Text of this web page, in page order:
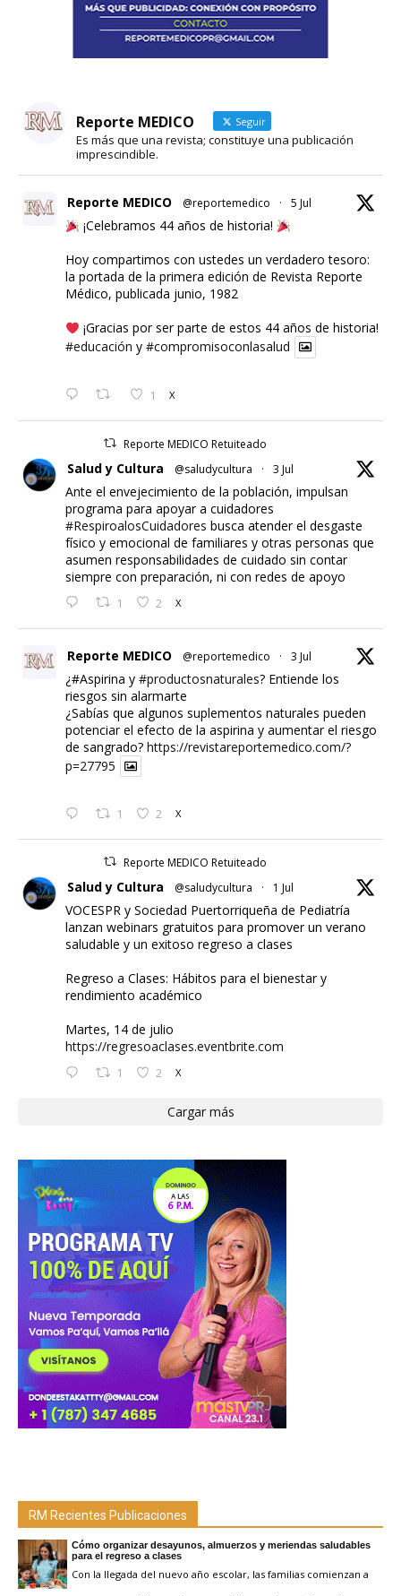
Reporte MEDICO Seguir
Es más que una revista; constituye una publicación
imprescindible.
Reporte MEDICO @reportemedico · 5 Jul
¡Celebramos 44 años de historia!
Hoy compartimos con ustedes un verdadero tesoro:
la portada de la primera edición de Revista Reporte
Médico, publicada junio, 1982
¡Gracias por ser parte de estos 44 años de historia!
#educación y #compromisoconlasalud
1 X
Reporte MEDICO Retuiteado
Salud y Cultura @saludycultura · 3 Jul
Ante el envejecimiento de la población, impulsan
programa para apoyar a cuidadores
#RespiroalosCuidadores busca atender el desgaste
físico y emocional de familiares y otras personas que
asumen responsabilidades de cuidado sin contar
siempre con preparación, ni con redes de apoyo
1 2 X
Reporte MEDICO @reportemedico · 3 Jul
¿#Aspirina y #productosnaturales? Entiende los
riesgos sin alarmarte
¿Sabías que algunos suplementos naturales pueden
potenciar el efecto de la aspirina y aumentar el riesgo
de sangrado? https://revistareportemedico.com/?
p=27795
1 2 X
Reporte MEDICO Retuiteado
Salud y Cultura @saludycultura · 1 Jul
VOCESPR y Sociedad Puertorriqueña de Pediatría
lanzan webinars gratuitos para promover un verano
saludable y un exitoso regreso a clases
Regreso a Clases: Hábitos para el bienestar y
rendimiento académico
Martes, 14 de julio
https://regresoaclases.eventbrite.com
1 2 X
Cargar más
RM Recientes Publicaciones
Cómo organizar desayunos, almuerzos y meriendas saludables
para el regreso a clases
Con la llegada del nuevo año escolar, las familias comienzan a